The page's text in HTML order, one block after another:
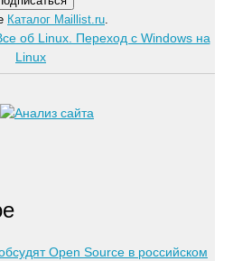
Каталог Maillist.ru.
Open Source в российском